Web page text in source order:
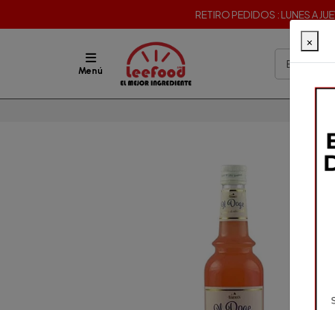
RETIRO PEDIDOS : LUNES A
Menú
×